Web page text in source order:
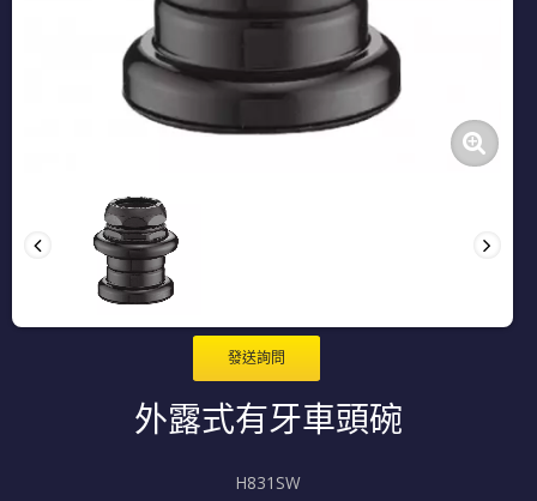
發送詢問
外露式有牙車頭碗
H831SW